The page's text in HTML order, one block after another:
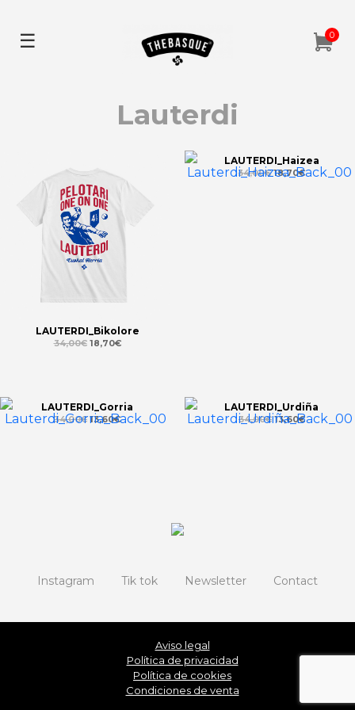
content
☰ 0
Lauterdi
LAUTERDI_Bikolore
34,00€ 18,70€
LAUTERDI_Haizea
34,00€ 18,70€
LAUTERDI_Gorria
34,00€ 13,60€
LAUTERDI_Urdiña
34,00€ 13,60€
Instagram Tik tok Newsletter Contact
Aviso legal
Política de privacidad
Política de cookies
Condiciones de venta